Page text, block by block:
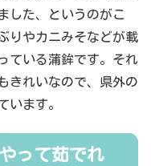
した、というのがこ
りやカニみそなどが載
ている蒲鉾です。それ
きれいなので、県外の
います。
って茹でれ